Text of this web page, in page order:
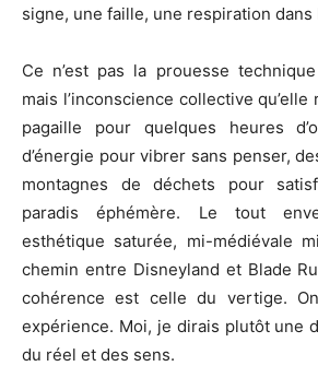
signe, une faille, une respiration dans
Ce n’est pas la prouesse
mais l’inconscience collective
pagaille pour quelques heures
d’énergie pour vibrer sans penser,
montagnes de déchets pour
paradis éphémère. Le tout
esthétique saturée, mi-médiévale
chemin entre Disneyland et Blade
cohérence est celle du vertige.
expérience. Moi, je dirais plutôt une
du réel et des sens.